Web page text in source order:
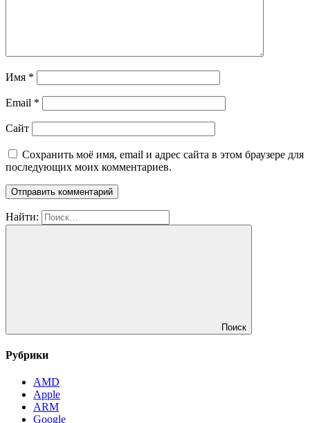
Имя *
Email *
Сайт
Сохранить моё имя, email и адрес сайта в этом браузере для
последующих моих комментариев.
Найти:
Поиск
Рубрики
AMD
Apple
ARM
Google